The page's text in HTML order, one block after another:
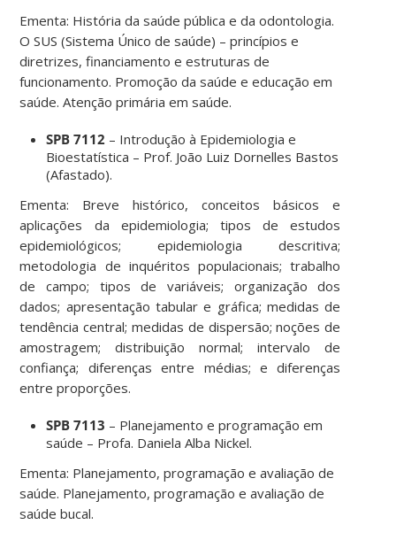
Ementa: História da saúde pública e da odontologia.
O SUS (Sistema Único de saúde) – princípios e
diretrizes, financiamento e estruturas de
funcionamento. Promoção da saúde e educação em
saúde. Atenção primária em saúde.
SPB 7112 – Introdução à Epidemiologia e
Bioestatística – Prof. João Luiz Dornelles Bastos
(Afastado).
Ementa: Breve histórico, conceitos básicos e
aplicações da epidemiologia; tipos de estudos
epidemiológicos; epidemiologia descritiva;
metodologia de inquéritos populacionais; trabalho
de campo; tipos de variáveis; organização dos
dados; apresentação tabular e gráfica; medidas de
tendência central; medidas de dispersão; noções de
amostragem; distribuição normal; intervalo de
confiança; diferenças entre médias; e diferenças
entre proporções.
SPB 7113 – Planejamento e programação em
saúde – Profa. Daniela Alba Nickel.
Ementa: Planejamento, programação e avaliação de
saúde. Planejamento, programação e avaliação de
saúde bucal.